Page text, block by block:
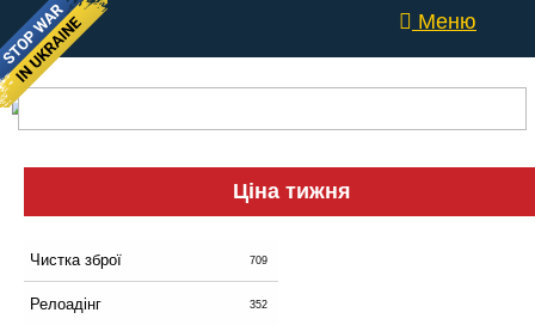
Меню
Ціна тижня
Чистка зброї 709
Релоадінг 352